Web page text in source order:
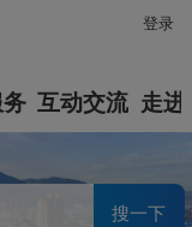
登录
互动交流 走进
搜一下